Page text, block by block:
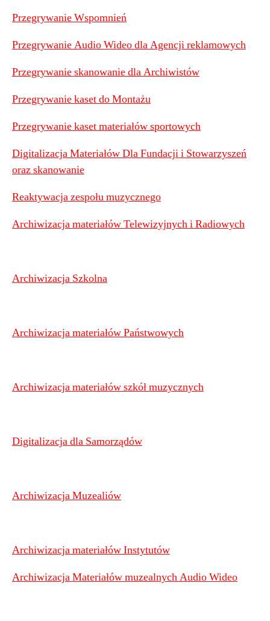
Przegrywanie Wspomnień
Przegrywanie Audio Wideo dla Agencji reklamowych
Przegrywanie skanowanie dla Archiwistów
Przegrywanie kaset do Montażu
Przegrywanie kaset materiałów sportowych
Digitalizacja Materiałów Dla Fundacji i Stowarzyszeń
oraz skanowanie
Reaktywacja zespołu muzycznego
Archiwizacja materiałów Telewizyjnych i Radiowych
Archiwizacja Szkolna
Archiwizacja materiałów Państwowych
Archiwizacja materiałów szkół muzycznych
Digitalizacja dla Samorządów
Archiwizacja Muzealiów
Archiwizacja materiałów Instytutów
Archiwizacja Materiałów muzealnych Audio Wideo